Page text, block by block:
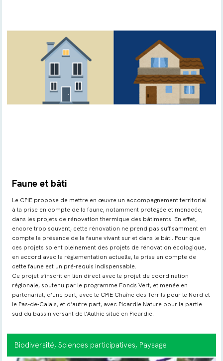
Faune et bâti
Le CPIE propose de mettre en œuvre un accompagnement territorial
à la prise en compte de la faune, notamment protégée et menacée,
dans les projets de rénovation thermique des bâtiments. En effet,
encore trop souvent, cette rénovation ne prend pas suffisamment en
compte la présence de la faune vivant sur et dans le bâti. Pour que
ces projets soient pleinement des projets de rénovation écologique,
en accord avec la réglementation actuelle, la prise en compte de
cette faune est un pré-requis indispensable.
Ce projet s’inscrit en lien direct avec le projet de coordination
régionale, soutenu par le programme Fonds Vert, et menée en
partenariat, d’une part, avec le CPIE Chaîne des Terrils pour le Nord et
le Pas-de-Calais, et d’autre part, avec Picardie Nature pour la partie
sud du bassin versant de l’Authie situé en Picardie.
Biodiversité, Sciences participatives, Paysage